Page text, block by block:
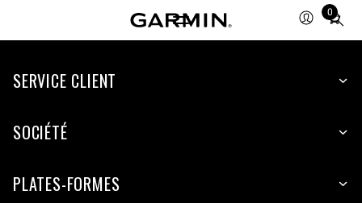
0
Total
items
cart:
SERVICE CLIENT
SOCIÉTÉ
PLATES-FORMES